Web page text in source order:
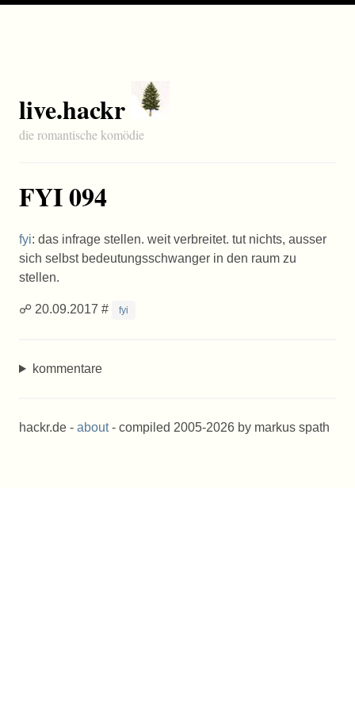
live.hackr
die romantische komödie
FYI 094
fyi: das infrage stellen. weit verbreitet. tut nichts, ausser
sich selbst bedeutungsschwanger in den raum zu
stellen.
☍ 20.09.2017 # fyi
kommentare
hackr.de - about- compiled 2005-2026 by markus spath